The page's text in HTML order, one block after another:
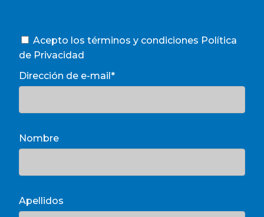
Acepto los términos y condiciones Política
de Privacidad
Dirección de e-mail*
Nombre
Apellidos